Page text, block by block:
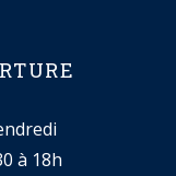
à 18h